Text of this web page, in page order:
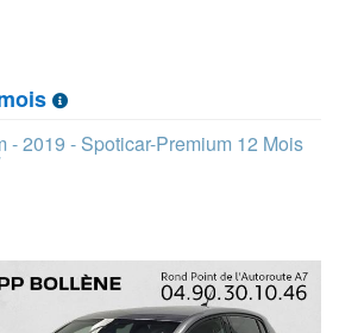
- 2019 - Spoticar-Premium 12 Mois